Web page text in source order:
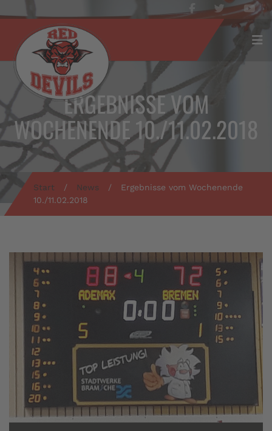
ERGEBNISSE VOM
WOCHENENDE 10./11.02.2018
Start / News /
Ergebnisse vom Wochenende
10./11.02.2018